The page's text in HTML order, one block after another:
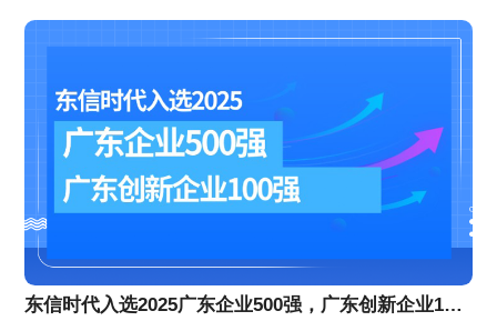
东信时代入选2025广东企业500强，广东创新企业100强